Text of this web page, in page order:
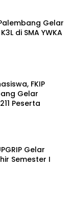
Gelar
di SMA YWKA
FKIP
Gelar
Peserta
Gelar
Semester I